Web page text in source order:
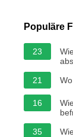
Populäre
23
21
16
35